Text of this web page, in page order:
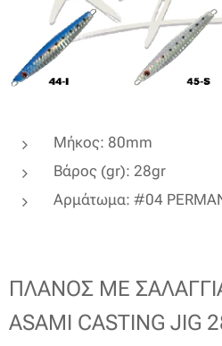
Μήκος: 80mm
Βάρος (gr): 28gr
Αρμάτωμα: #04
ΠΛΑΝΟΣ ΜΕ
ASAMI CASTING JIG